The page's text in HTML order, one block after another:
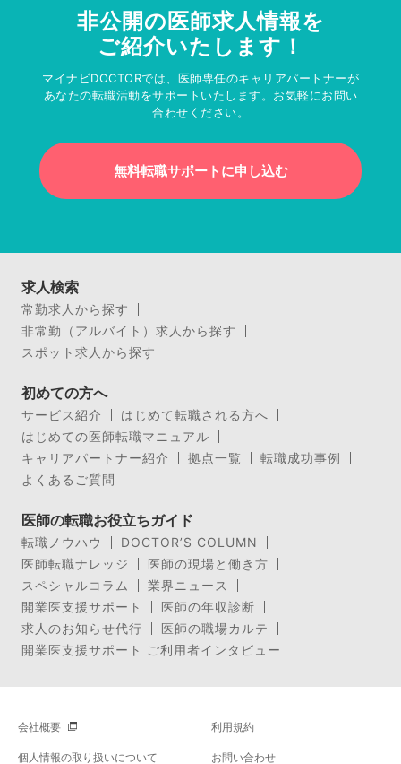
非公開の医師求人情報を
ご紹介いたします！
マイナビDOCTORでは、医師専任のキャリアパートナーが
あなたの転職活動をサポートいたします。お気軽にお問い
合わせください。
無料転職サポートに申し込む
求人検索
常勤求人から探す
非常勤（アルバイト）求人から探す
スポット求人から探す
初めての方へ
サービス紹介
はじめて転職される方へ
はじめての医師転職マニュアル
キャリアパートナー紹介
拠点一覧
転職成功事例
よくあるご質問
医師の転職お役立ちガイド
転職ノウハウ
DOCTOR’S COLUMN
医師転職ナレッジ
医師の現場と働き方
スペシャルコラム
業界ニュース
開業医支援サポート
医師の年収診断
求人のお知らせ代行
医師の職場カルテ
開業医支援サポート ご利用者インタビュー
会社概要 利用規約
個人情報の取り扱いについて お問い合わせ